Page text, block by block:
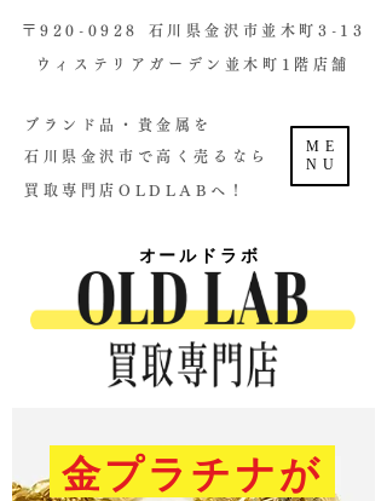
ME
NU
金プラチナが
​〒920-0928 石川県金沢市並木町3-13
ウィステリアガーデン並木町1階店舗​
ブランド品・貴金属を
石川県金沢市で高く売るなら
買取専門店OLDLABへ！
オールドラボ